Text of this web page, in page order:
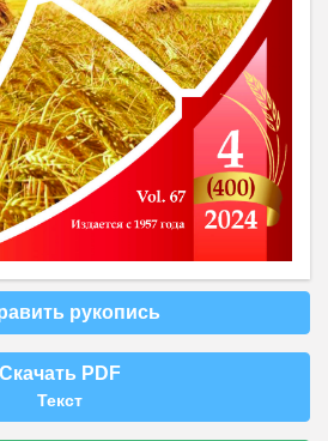
рукопись
Скачать PDF
Текст